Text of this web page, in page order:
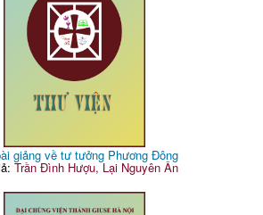
giảng về tư tưởng Phương Đông
Trần Đình Hượu, Lại Nguyên Ân